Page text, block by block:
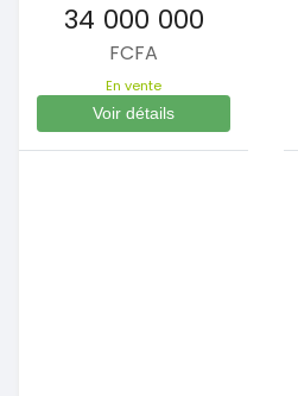
34 000 000
FCFA
En vente
Voir détails